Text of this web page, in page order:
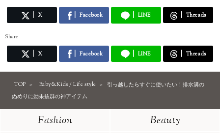
X Facebook LINE Threads
Share
X Facebook LINE Threads
TOP Baby&Kids / Life style
引っ越したらすぐに使いたい！排水溝の
ぬめりに効果抜群の神アイテム
Fashion
Beauty